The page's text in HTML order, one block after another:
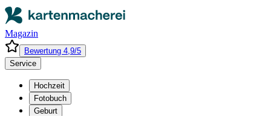
Magazin
Bewertung 4,9/5
Service
Hochzeit
Fotobuch
Geburt